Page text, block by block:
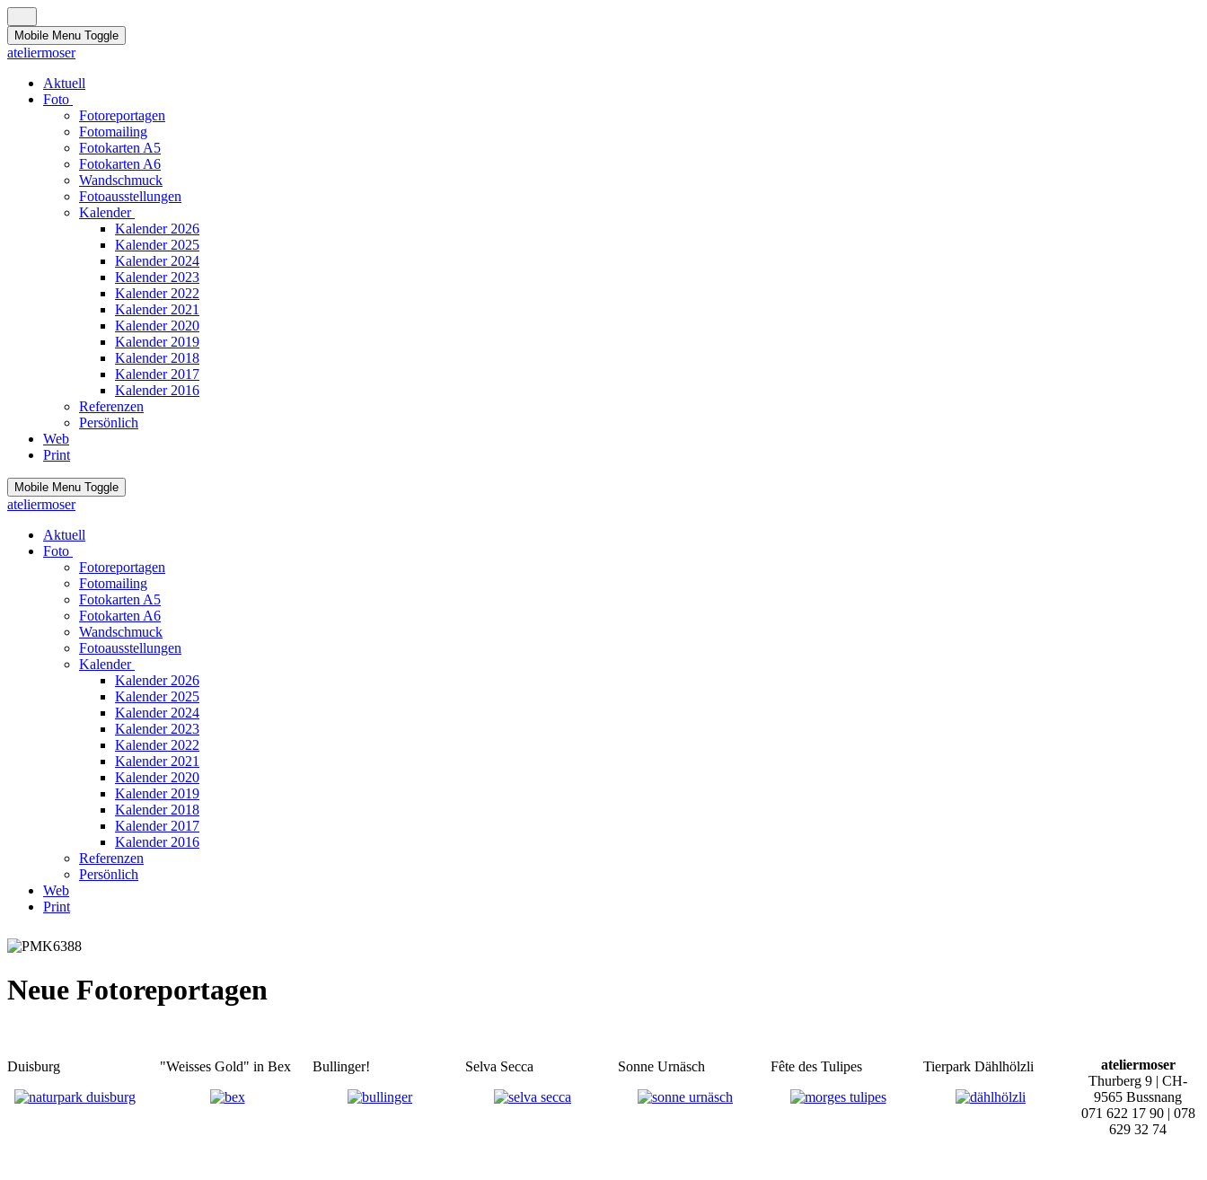
Mobile Menu Toggle
ateliermoser
Aktuell
Foto
Fotoreportagen
Fotomailing
Fotokarten A5
Fotokarten A6
Wandschmuck
Fotoausstellungen
Kalender
Kalender 2026
Kalender 2025
Kalender 2024
Kalender 2023
Kalender 2022
Kalender 2021
Kalender 2020
Kalender 2019
Kalender 2018
Kalender 2017
Kalender 2016
Referenzen
Persönlich
Web
Print
Mobile Menu Toggle
ateliermoser
Aktuell
Foto
Fotoreportagen
Fotomailing
Fotokarten A5
Fotokarten A6
Wandschmuck
Fotoausstellungen
Kalender
Kalender 2026
Kalender 2025
Kalender 2024
Kalender 2023
Kalender 2022
Kalender 2021
Kalender 2020
Kalender 2019
Kalender 2018
Kalender 2017
Kalender 2016
Referenzen
Persönlich
Web
Print
Neue Fotoreportagen
Duisburg "Weisses Gold" in Bex Bullinger! Selva Secca Sonne Urnäsch Fête des Tulipes Tierpark Dählhölzli
ateliermoser
Thurberg 9 | CH-
9565 Bussnang
071 622 17 90 | 078
629 32 74